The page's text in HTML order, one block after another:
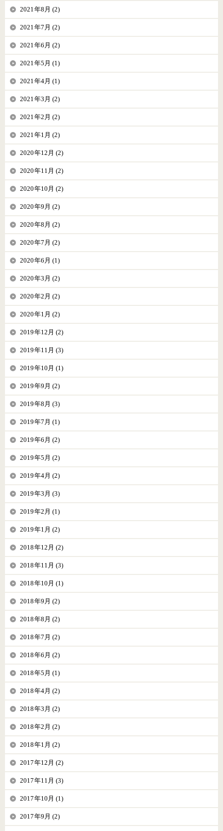
2021年8月 (2)
2021年7月 (2)
2021年6月 (2)
2021年5月 (1)
2021年4月 (1)
2021年3月 (2)
2021年2月 (2)
2021年1月 (2)
2020年12月 (2)
2020年11月 (2)
2020年10月 (2)
2020年9月 (2)
2020年8月 (2)
2020年7月 (2)
2020年6月 (1)
2020年3月 (2)
2020年2月 (2)
2020年1月 (2)
2019年12月 (2)
2019年11月 (3)
2019年10月 (1)
2019年9月 (2)
2019年8月 (3)
2019年7月 (1)
2019年6月 (2)
2019年5月 (2)
2019年4月 (2)
2019年3月 (3)
2019年2月 (1)
2019年1月 (2)
2018年12月 (2)
2018年11月 (3)
2018年10月 (1)
2018年9月 (2)
2018年8月 (2)
2018年7月 (2)
2018年6月 (2)
2018年5月 (1)
2018年4月 (2)
2018年3月 (2)
2018年2月 (2)
2018年1月 (2)
2017年12月 (2)
2017年11月 (3)
2017年10月 (1)
2017年9月 (2)